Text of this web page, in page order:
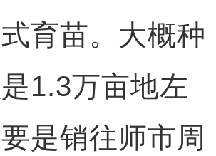
育苗。大概种
1.3万亩地左
是销往师市周